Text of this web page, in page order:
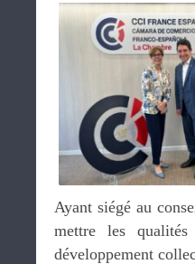
Ayant siégé au
mettre les
développement